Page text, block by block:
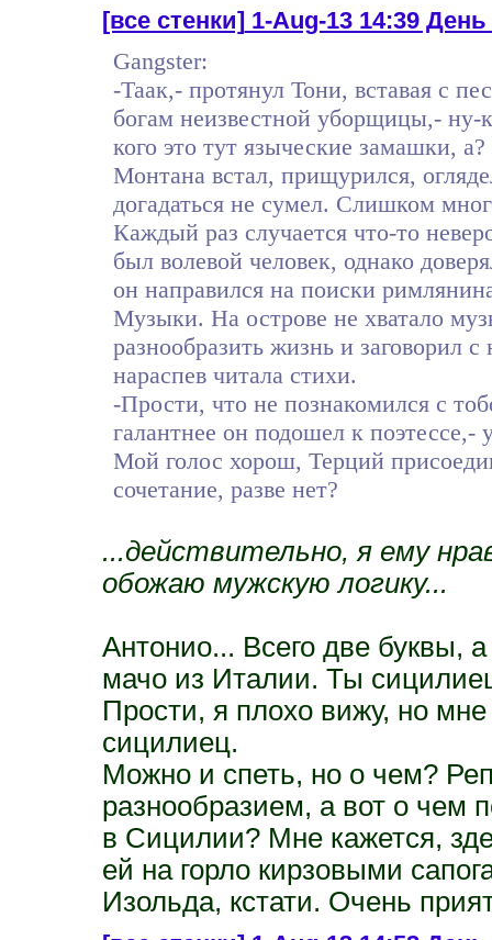
[все стенки]1-Aug-13 14:39
Gangster:
-Таак,- протянул Тони, вставая с
богам неизвестной уборщицы,- ну-
кого это тут языческие замашки, а?
Монтана встал, прищурился,
догадаться не сумел. Слишком
Каждый раз случается что-то
был волевой человек, однако
он направился на поиски
Музыки. На острове не хватало
разнообразить жизнь и заговорил
нараспев читала стихи.
-Прости, что не познакомился с
галантнее он подошел к поэтессе,-
Мой голос хорош, Терций
сочетание, разве нет?
...действительно, я ему
обожаю мужскую логику...
Антонио... Всего две буквы,
мачо из Италии. Ты
Прости, я плохо вижу, но
сицилиец.
Можно и спеть, но о чем?
разнообразием, а вот о чем
в Сицилии? Мне кажется,
ей на горло кирзовыми
Изольда, кстати. Очень